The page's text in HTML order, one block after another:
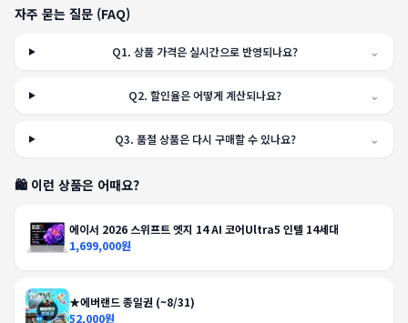
자주 묻는 질문 (FAQ)
Q1.상품 가격은 실시간으로 반영되나요? ⌄
Q2.할인율은 어떻게 계산되나요? ⌄
Q3. 품절 상품은 다시 구매할 수 있나요? ⌄
🛍️ 이런 상품은 어때요?
에이서 2026 스위프트 엣지 14 AI 코어Ultra5 인텔 14세대
1,699,000원
★에버랜드 종일권 (~8/31)
52,000원